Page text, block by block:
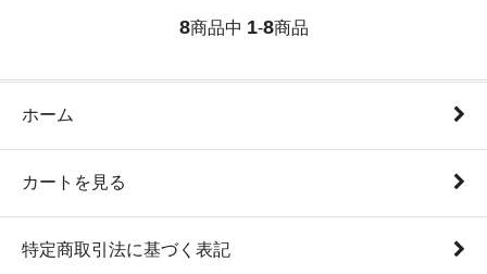
8商品中 1-8商品
ホーム
カートを見る
特定商取引法に基づく表記